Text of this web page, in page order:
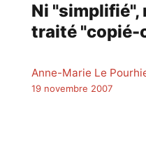
Ni "simplifié",
traité "copié-
Anne-Marie Le
19 novembre 2007